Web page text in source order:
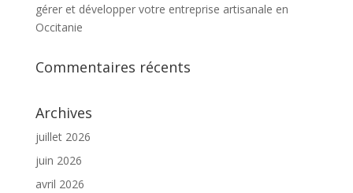
gérer et développer votre entreprise artisanale en
Occitanie
Commentaires récents
Archives
juillet 2026
juin 2026
avril 2026